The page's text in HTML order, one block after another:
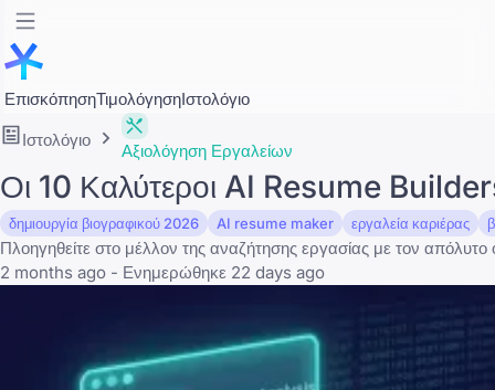
ΕπισκόπησηΤιμολόγησηΙστολόγιο
Ιστολόγιο
Αξιολόγηση Εργαλείων
Οι 10 Καλύτεροι AI Resume
δημιουργία βιογραφικού 2026 AI resume maker εργαλεία καριέρας
Πλοηγηθείτε στο μέλλον της αναζήτησης εργασίας με τον
2 months ago - Ενημερώθηκε 22 days ago